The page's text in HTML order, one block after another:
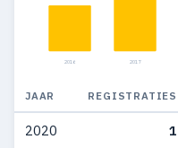
2007
2016 2017
JAAR REGISTRATIES
2020 1